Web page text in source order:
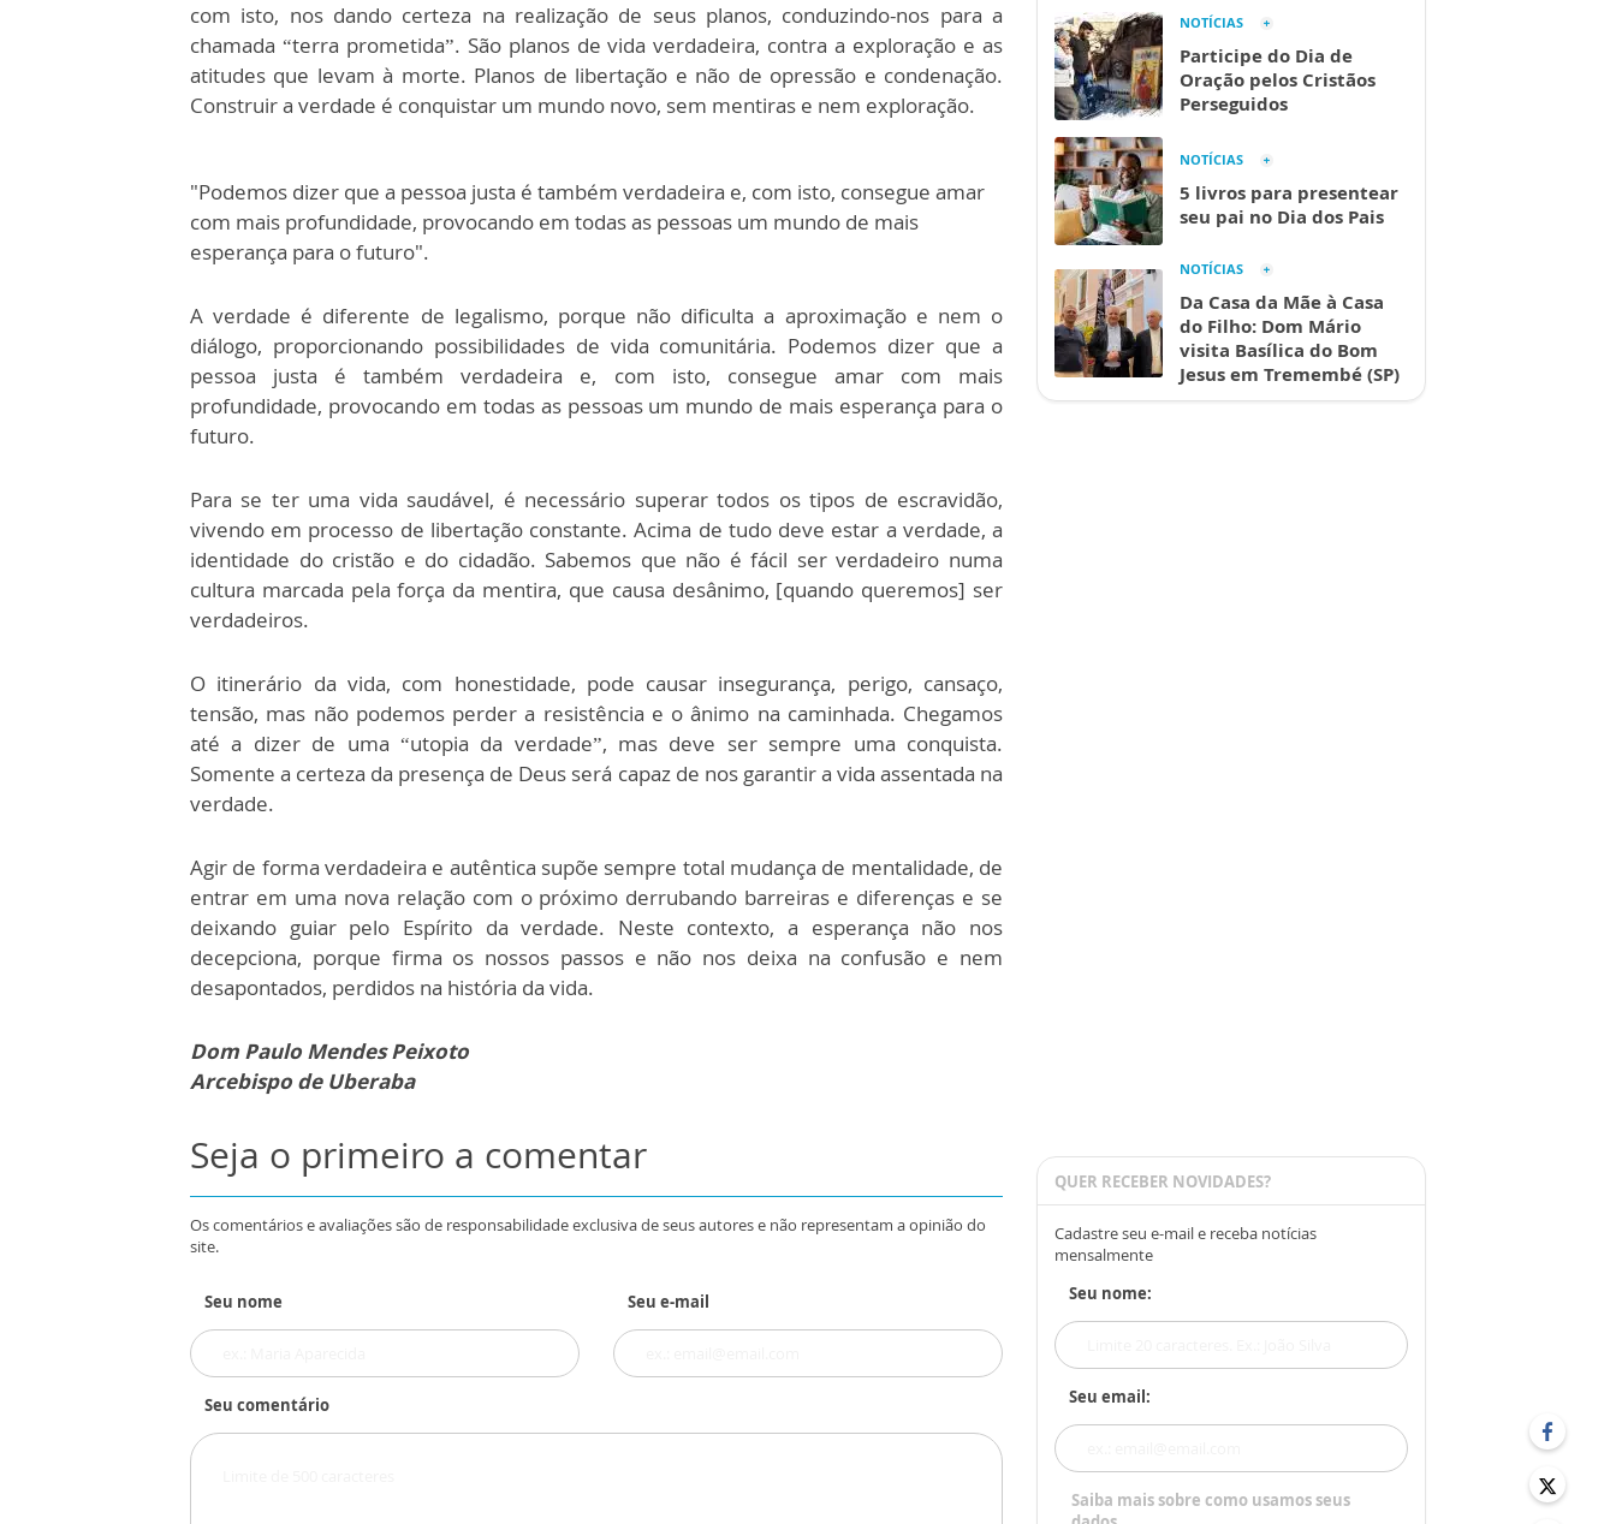
com isto, nos dando certeza na realização de seus planos, conduzindo-nos para a
chamada “terra prometida”. São planos de vida verdadeira, contra a exploração e as
atitudes que levam à morte. Planos de libertação e não de opressão e condenação.
Construir a verdade é conquistar um mundo novo, sem mentiras e nem exploração.
"Podemos dizer que a pessoa justa é também verdadeira e, com isto, consegue amar
com mais profundidade, provocando em todas as pessoas um mundo de mais
esperança para o futuro".
A verdade é diferente de legalismo, porque não dificulta a aproximação e nem o
diálogo, proporcionando possibilidades de vida comunitária. Podemos dizer que a
pessoa justa é também verdadeira e, com isto, consegue amar com mais
profundidade, provocando em todas as pessoas um mundo de mais esperança para o
futuro.
Para se ter uma vida saudável, é necessário superar todos os tipos de escravidão,
vivendo em processo de libertação constante. Acima de tudo deve estar a verdade, a
identidade do cristão e do cidadão. Sabemos que não é fácil ser verdadeiro numa
cultura marcada pela força da mentira, que causa desânimo, [quando queremos] ser
verdadeiros.
O itinerário da vida, com honestidade, pode causar insegurança, perigo, cansaço,
tensão, mas não podemos perder a resistência e o ânimo na caminhada. Chegamos
até a dizer de uma “utopia da verdade”, mas deve ser sempre uma conquista.
Somente a certeza da presença de Deus será capaz de nos garantir a vida assentada na
verdade.
Agir de forma verdadeira e autêntica supõe sempre total mudança de mentalidade, de
entrar em uma nova relação com o próximo derrubando barreiras e diferenças e se
deixando guiar pelo Espírito da verdade. Neste contexto, a esperança não nos
decepciona, porque firma os nossos passos e não nos deixa na confusão e nem
desapontados, perdidos na história da vida.
Dom Paulo Mendes Peixoto
Arcebispo de Uberaba
Seja o primeiro a comentar
Os comentários e avaliações são de responsabilidade exclusiva de seus autores e não representam a opinião do
site.
Seu nome Seu e-mail
Seu comentário
NOTÍCIAS
Participe do Dia de
Oração pelos Cristãos
Perseguidos
NOTÍCIAS
5 livros para presentear
seu pai no Dia dos Pais
NOTÍCIAS
Da Casa da Mãe à Casa
do Filho: Dom Mário
visita Basílica do Bom
Jesus em Tremembé (SP)
QUER RECEBER NOVIDADES?
Cadastre seu e-mail e receba notícias
mensalmente
Seu nome:
Seu email:
Saiba mais sobre como usamos seus